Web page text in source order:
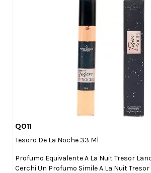
Q011
Tesoro De La Noche 33 Ml
Profumo Equivalente A La Nuit Tresor
Cerchi Un Profumo Simile A La Nuit Tresor